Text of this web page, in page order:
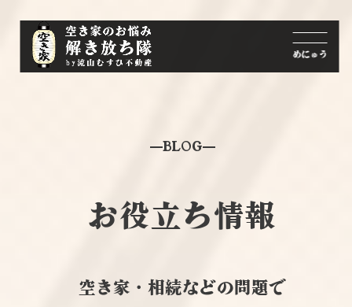
BLOG
お役立ち情報
空き家・相続などの問題で